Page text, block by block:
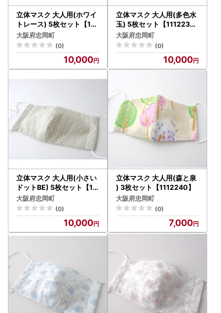
立体マスク 大人用(ホワイ
トレース) 5枚セット【111
2237】
大阪府忠岡町
(0)
10,000
立体マスク 大人用(多色水
玉) 5枚セット【1112238
】
大阪府忠岡町
(0)
10,000
立体マスク 大人用(小さい
ドットBE) 5枚セット【11
12239】
大阪府忠岡町
(0)
10,000
立体マスク 大人用(森と泉
) 3枚セット【1112240】
大阪府忠岡町
(0)
7,000